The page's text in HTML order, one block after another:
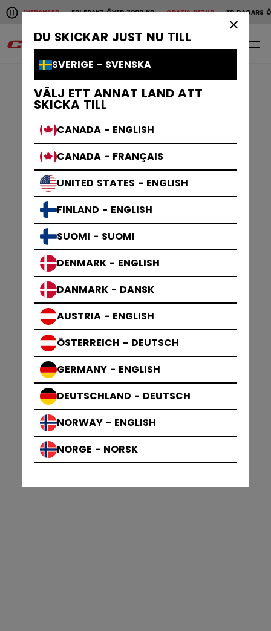
DU SKICKAR JUST NU TILL
SVERIGE - SVENSKA
VÄLJ ETT ANNAT LAND ATT
SKICKA TILL
CANADA - ENGLISH
CANADA - FRANÇAIS
UNITED STATES - ENGLISH
FINLAND - ENGLISH
SUOMI - SUOMI
DENMARK - ENGLISH
DANMARK - DANSK
AUSTRIA - ENGLISH
ÖSTERREICH - DEUTSCH
GERMANY - ENGLISH
DEUTSCHLAND - DEUTSCH
NORWAY - ENGLISH
NORGE - NORSK
Pause the horizontal scroll animation.
FRI FRAKT ÖVER 2000 KRGRATIS RETUR30 DAGARS ÖPPET
Snabba leveranser Fri frakt över 2000 kr
0